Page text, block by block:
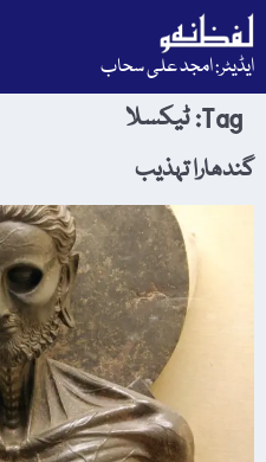
ایڈیٹر: امجد علی سحاب
Tag: ٹیکسلا
گندھارا تہذیب